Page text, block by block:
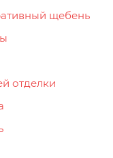
щебень
отделки